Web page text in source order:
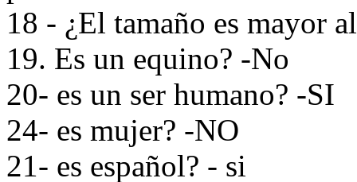
18 - ¿El tamaño es mayor
19. Es un equino? -No
20- es un ser humano? -SI
24- es mujer? -NO
21- es español? - si